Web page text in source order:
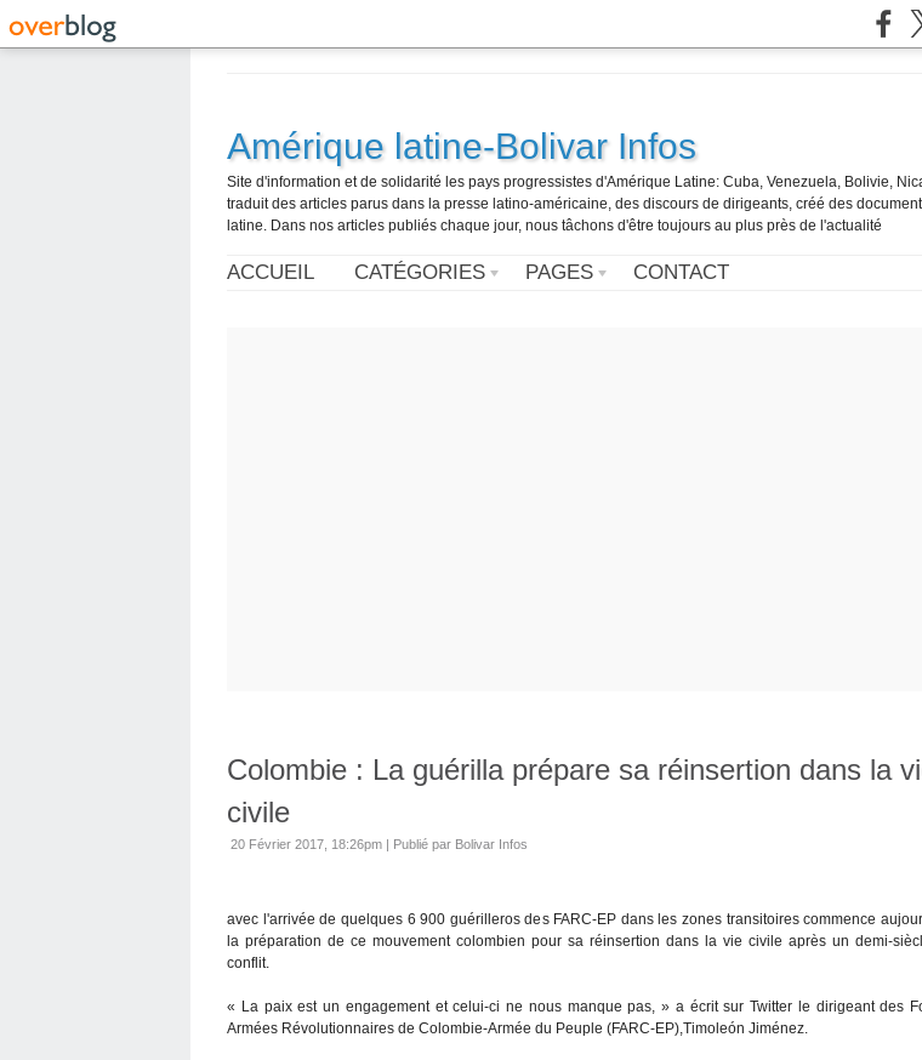
Amérique latine-Bolivar Infos
Site d'information et de solidarité les pays progressistes d'Amérique Latine: Cuba, Venezuela, Bolivie,
traduit des articles parus dans la presse latino-américaine, des discours de dirigeants, créé des
latine. Dans nos articles publiés chaque jour, nous tâchons d'être toujours au plus près de l'actualité
ACCUEIL CATÉGORIES PAGES CONTACT
Colombie : La guérilla prépare sa réinsertion dans la
civile
20 Février 2017, 18:26pm | Publié par Bolivar Infos
avec l'arrivée de quelques 6 900 guérilleros des FARC-EP dans les zones transitoires commence
la préparation de ce mouvement colombien pour sa réinsertion dans la vie civile après un demi-
conflit.
« La paix est un engagement et celui-ci ne nous manque pas, » a écrit sur Twitter le dirigeant des
Armées Révolutionnaires de Colombie-Armée du Peuple (FARC-EP),Timoleón Jiménez.